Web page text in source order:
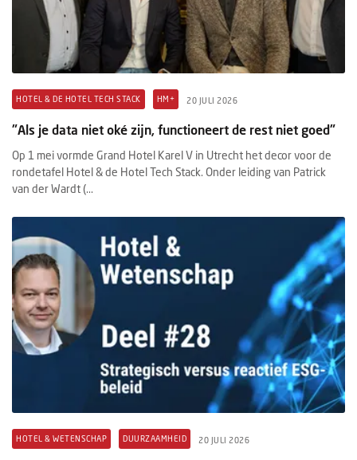
HOTEL & DE HOTEL TECH STACK HM+ 20 JULI 2026
"Als je data niet oké zijn, functioneert de rest niet goed"
Op 1 mei vormde Grand Hotel Karel V in Utrecht het decor voor de
rondetafel Hotel & de Hotel Tech Stack. Onder leiding van Patrick
van der Wardt (...
HOTEL & WETENSCHAP DUURZAAMHEID 20 JULI 2026